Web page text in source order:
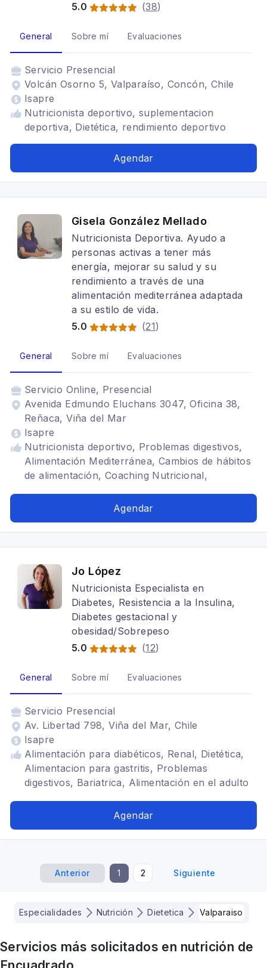
5.0
(38)
General Sobre mí Evaluaciones
Servicio Presencial
Volcán Osorno 5, Valparaíso, Concón, Chile
Isapre
Nutricionista deportivo, suplementacion
deportiva, Dietética, rendimiento deportivo
Agendar
Gisela González Mellado
Nutricionista Deportiva. Ayudo a
personas activas a tener más
energía, mejorar su salud y su
rendimiento a través de una
alimentación mediterránea adaptada
a su estilo de vida.
5.0
(21)
General Sobre mí Evaluaciones
Servicio Online, Presencial
Avenida Edmundo Eluchans 3047, Oficina 38,
Reñaca, Viña del Mar
Isapre
Nutricionista deportivo, Problemas digestivos,
Alimentación Mediterránea, Cambios de hábitos
de alimentación, Coaching Nutricional,
Agendar
Jo López
Nutricionista Especialista en
Diabetes, Resistencia a la Insulina,
Diabetes gestacional y
obesidad/Sobrepeso
5.0
(12)
General Sobre mí Evaluaciones
Servicio Presencial
Av. Libertad 798, Viña del Mar, Chile
Isapre
Alimentación para diabéticos, Renal, Dietética,
Alimentacion para gastritis, Problemas
digestivos, Bariatrica, Alimentación en el adulto
baja en carbohidratos, Infantil, Alimentación
Agendar
Anterior 1 2 Siguiente
Especialidades Nutrición Dietetica Valparaiso
Servicios más solicitados en nutrición de